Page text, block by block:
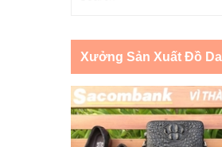
Xưởng Sản Xuất Đồ